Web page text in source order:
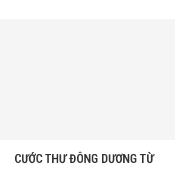
CƯỚC THƯ ĐÔNG DƯƠNG TỪ